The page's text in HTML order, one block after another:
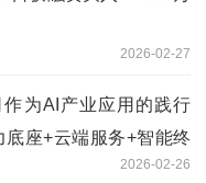
2026-02-27
为AI产业应用的践行
底座+云端服务+智能终
为核心-焦点简讯2026-02-26